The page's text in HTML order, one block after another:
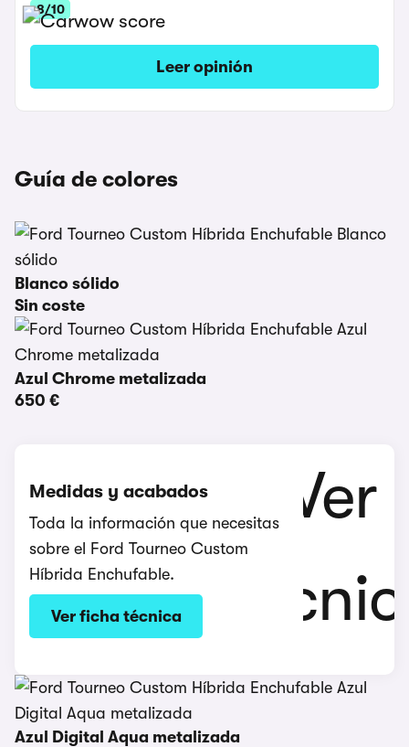
8/10
Leer opinión
Guía de colores
Blanco sólido
Sin coste
Azul Chrome metalizada
650 €
Medidas y acabados
Toda la información que necesitas
sobre el Ford Tourneo Custom
Híbrida Enchufable.
Ver ficha técnica
Azul Digital Aqua metalizada